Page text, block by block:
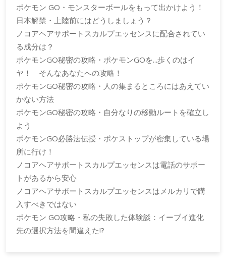
ポケモン GO・モンスターボールをもって出かけよう！
日本解禁・上陸前にはどうしましょう？
ノコアヘアサポートスカルプエッセンスに配合されてい
る成分は？
ポケモンGO秘密の攻略・ポケモンGOを...歩くのはイ
ヤ！ そんなあなたへの攻略！
ポケモンGO秘密の攻略・人の集まるところにはあえてい
かない方法
ポケモンGO秘密の攻略・自分なりの移動ルートを確立し
よう
ポケモンGO必勝法伝授・ポケストップが密集している場
所に行け！
ノコアヘアサポートスカルプエッセンスは電話のサポー
トがあるから安心
ノコアヘアサポートスカルプエッセンスはメルカリで購
入すべきではない
ポケモン GO攻略・私の失敗した体験談：イーブイ進化
先の選択方法を間違えた!?